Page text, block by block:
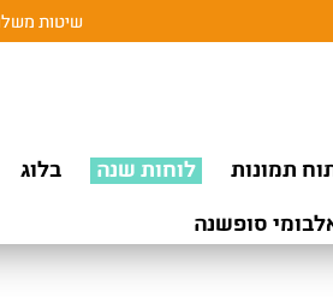
שיטות
תמונות לוחות שנה בלוג
סופשנה